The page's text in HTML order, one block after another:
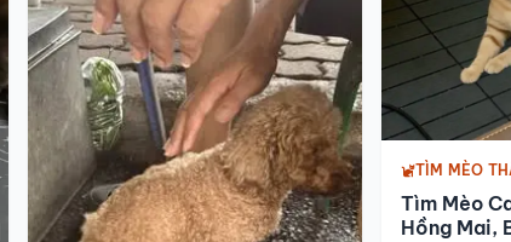
TÌM MÈO
Tìm Mèo
Hồng Mai,